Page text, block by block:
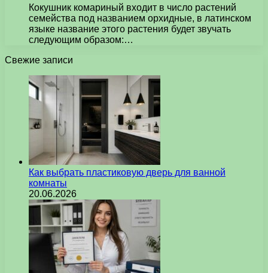
Кокушник комариный входит в число растений
семейства под названием орхидные, в латинском
языке название этого растения будет звучать
следующим образом:…
Свежие записи
Как выбрать пластиковую дверь для ванной
комнаты
20.06.2026